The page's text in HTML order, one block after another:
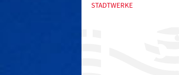
STADTWERKE